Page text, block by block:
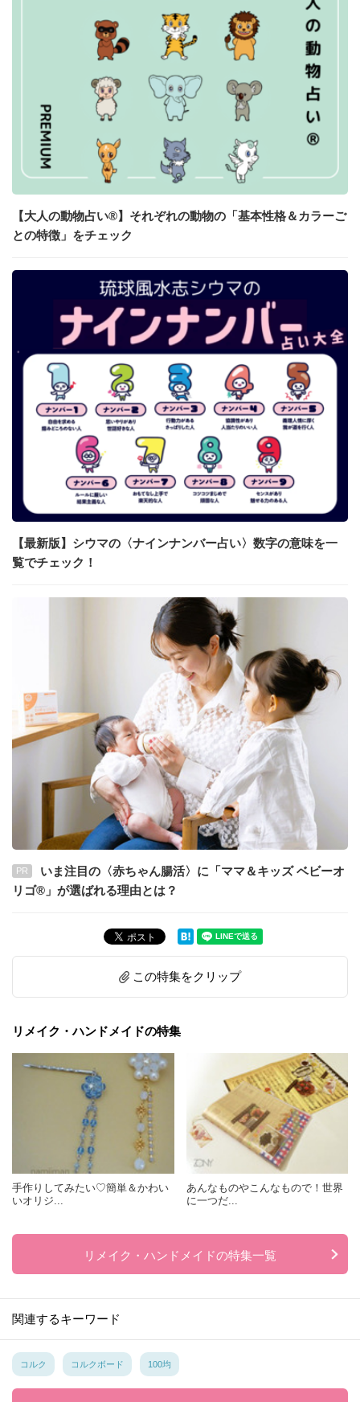
【大人の動物占い®】それぞれの動物の「基本性格＆カラーご
との特徴」をチェック
【最新版】シウマの〈ナインナンバー占い〉数字の意味を一
覧でチェック！
PR
いま注目の〈赤ちゃん腸活〉に「ママ＆キッズ ベビーオ
リゴ®」が選ばれる理由とは？
この特集をクリップ
リメイク・ハンドメイドの特集
手作りしてみたい♡簡単＆かわい
いオリジ...
あんなものやこんなもので！世界
に一つだ...
リメイク・ハンドメイドの特集一覧
関連するキーワード
コルク コルクボード 100均